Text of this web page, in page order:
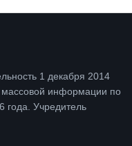
1 декабря 2014
массовой информации по
года. Учредитель